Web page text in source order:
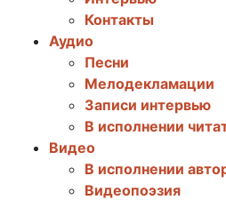
Контакты
Аудио
Песни
Мелодекламации
Записи интервью
В исполнении
Видео
В исполнении
Видеопоэзия